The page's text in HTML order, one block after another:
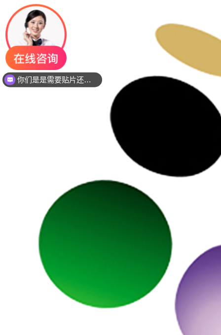
你们是是需要贴片还是插件灯珠呢？
现在想要灯珠规格书资料还是要样品测试呢？么？